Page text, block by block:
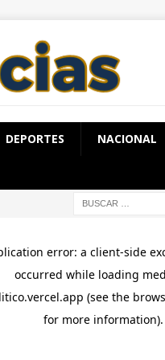
DEPORTES NACIONAL